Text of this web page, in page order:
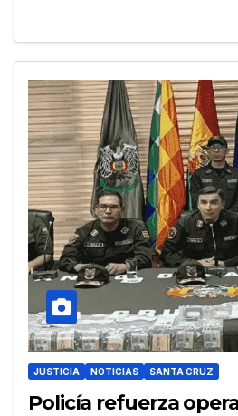
JUSTICIA NOTICIAS SANTA CRUZ
Policía refuerza